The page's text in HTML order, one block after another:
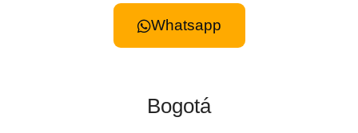
Whatsapp
Bogotá